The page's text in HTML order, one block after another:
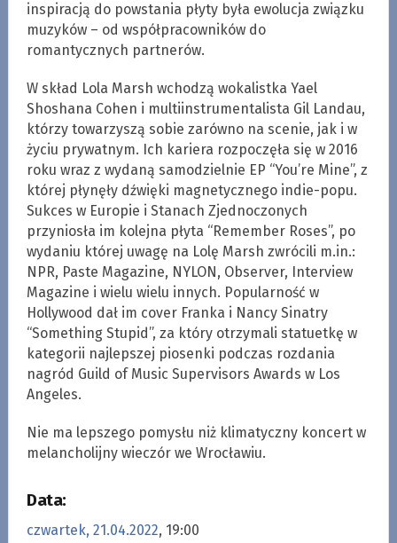
inspiracją do powstania płyty była ewolucja związku
muzyków – od współpracowników do
romantycznych partnerów.
W skład Lola Marsh wchodzą wokalistka Yael
Shoshana Cohen i multiinstrumentalista Gil Landau,
którzy towarzyszą sobie zarówno na scenie, jak i w
życiu prywatnym. Ich kariera rozpoczęła się w 2016
roku wraz z wydaną samodzielnie EP “You’re Mine”, z
której płynęły dźwięki magnetycznego indie-popu.
Sukces w Europie i Stanach Zjednoczonych
przyniosła im kolejna płyta “Remember Roses”, po
wydaniu której uwagę na Lolę Marsh zwrócili m.in.:
NPR, Paste Magazine, NYLON, Observer, Interview
Magazine i wielu wielu innych. Popularność w
Hollywood dał im cover Franka i Nancy Sinatry
“Something Stupid”, za który otrzymali statuetkę w
kategorii najlepszej piosenki podczas rozdania
nagród Guild of Music Supervisors Awards w Los
Angeles.
Nie ma lepszego pomysłu niż klimatyczny koncert w
melancholijny wieczór we Wrocławiu.
Data:
czwartek, 21.04.2022, 19:00